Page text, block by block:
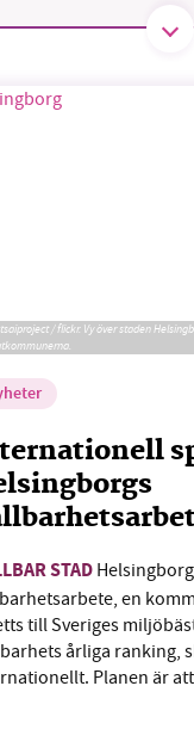
tsaiproject / flickr. Vy över staden
STAD
en
till Sveriges
årliga ranking,
Planen är
för en hållbar
och